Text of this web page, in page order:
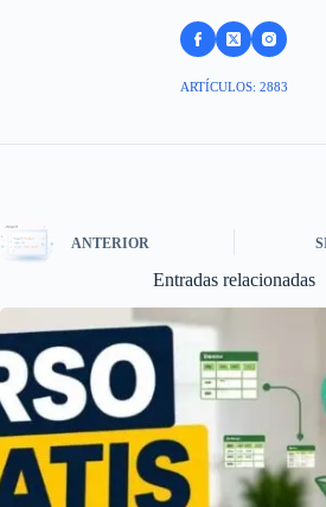
ARTÍCULOS: 2883
ANTERIOR
Entradas relacionadas